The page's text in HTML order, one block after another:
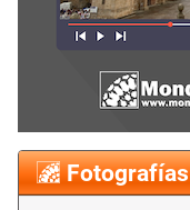
Fotografías